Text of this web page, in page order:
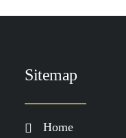
Sitemap
Home